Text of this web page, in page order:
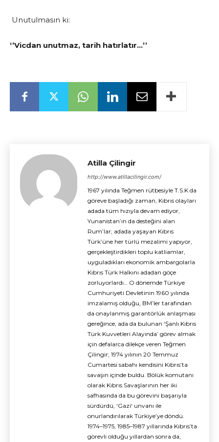
Unutulmasın ki:
‘’Vicdan unutmaz, tarih hatırlatır…’’
Atilla Çilingir
http://www.atillacilingir.com/
1967 yılında Teğmen rütbesiyle T.S.K da
göreve başladığı zaman, Kıbrıs olayları
adada tüm hızıyla devam ediyor,
Yunanistan’ın da desteğini alan
Rum’lar; adada yaşayan Kıbrıs
Türk’üne her türlü mezalimi yapıyor,
gerçekleştirdikleri toplu katliamlar,
uyguladıkları ekonomik ambargolarla
Kıbrıs Türk Halkını adadan göçe
zorluyorlardı… O dönemde Türkiye
Cumhuriyeti Devletinin 1960 yılında
imzalamış olduğu, BM’ler tarafından
da onaylanmış garantörlük anlaşması
gereğince, ada da bulunan ‘Şanlı Kıbrıs
Türk Kuvvetleri Alayında’ görev almak
için defalarca dilekçe veren Teğmen
Çilingir; 1974 yılının 20 Temmuz
Cumartesi sabahı kendisini Kıbrıs’ta
savaşın içinde buldu. Bölük komutanı
olarak Kıbrıs Savaşlarının her iki
safhasında da bu görevini başarıyla
sürdürdü, ‘Gazi‘ unvanı ile
onurlandırılarak Türkiye’ye döndü.
1974–1975, 1985–1987 yıllarında Kıbrıs’ta
görevli olduğu yıllardan sonra da,